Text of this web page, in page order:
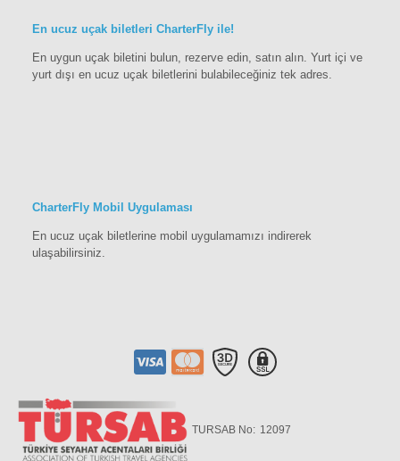
En ucuz uçak biletleri CharterFly ile!
En uygun uçak biletini bulun, rezerve edin, satın alın. Yurt içi ve
yurt dışı en ucuz uçak biletlerini bulabileceğiniz tek adres.
CharterFly Mobil Uygulaması
En ucuz uçak biletlerine mobil uygulamamızı indirerek
ulaşabilirsiniz.
TURSAB No: 12097